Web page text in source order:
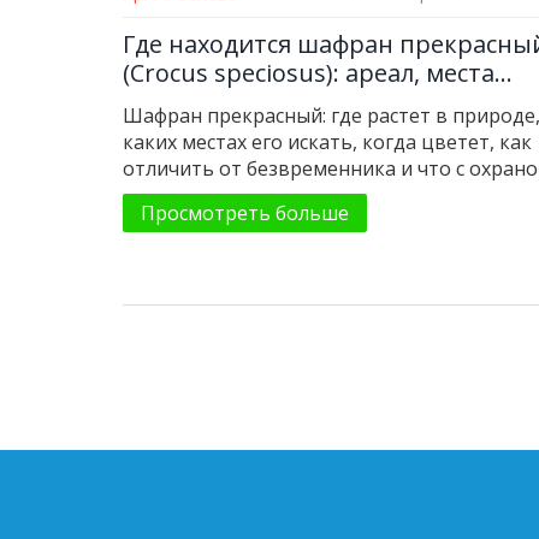
Где находится шафран
(Crocus speciosus): ареал, места
обитания, как отличить от
безвременника
Шафран прекрасный: где растет в
каких местах его искать, когда цветет, как
отличить от безвременника и что с
по регионам.
Просмотреть больше